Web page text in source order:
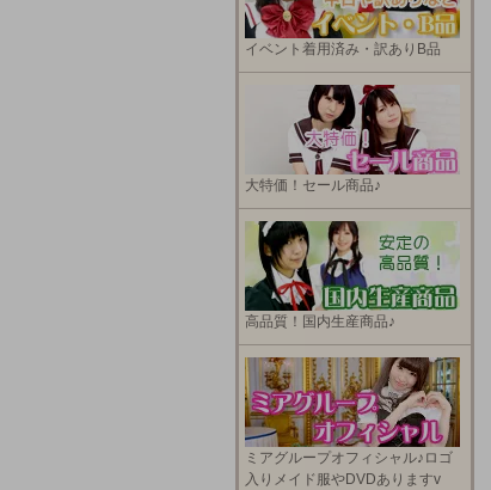
イベント着用済み・訳ありB品
大特価！セール商品♪
高品質！国内生産商品♪
ミアグループオフィシャル♪ロゴ
入りメイド服やDVDありますv